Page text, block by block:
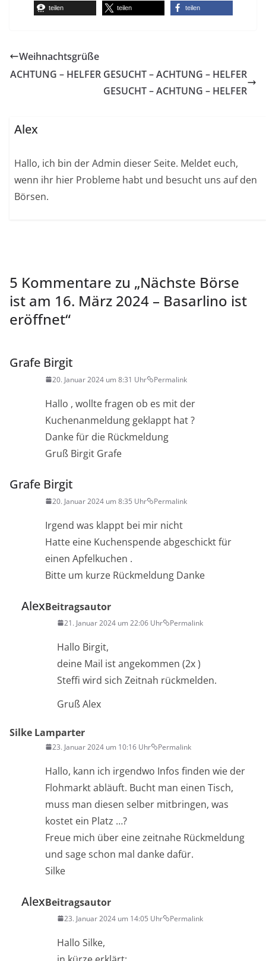
teilen teilen teilen
Weihnachtsgrüße
ACHTUNG – HELFER GESUCHT – ACHTUNG – HELFER
GESUCHT – ACHTUNG – HELFER
Alex
Hallo, ich bin der Admin dieser Seite. Meldet euch,
wenn ihr hier Probleme habt und besucht uns auf den
Börsen.
5 Kommentare zu „Nächste Börse
ist am 16. März 2024 – Basarlino ist
eröffnet“
Grafe Birgit
20. Januar 2024 um 8:31 Uhr Permalink
Hallo , wollte fragen ob es mit der
Kuchenanmeldung geklappt hat ?
Danke für die Rückmeldung
Gruß Birgit Grafe
Grafe Birgit
20. Januar 2024 um 8:35 Uhr Permalink
Irgend was klappt bei mir nicht
Hatte eine Kuchenspende abgeschickt für
einen Apfelkuchen .
Bitte um kurze Rückmeldung Danke
AlexBeitragsautor
21. Januar 2024 um 22:06 Uhr Permalink
Hallo Birgit,
deine Mail ist angekommen (2x )
Steffi wird sich Zeitnah rückmelden.
Gruß Alex
Silke Lamparter
23. Januar 2024 um 10:16 Uhr Permalink
Hallo, kann ich irgendwo Infos finden wie der
Flohmarkt abläuft. Bucht man einen Tisch,
muss man diesen selber mitbringen, was
kostet ein Platz …?
Freue mich über eine zeitnahe Rückmeldung
und sage schon mal danke dafür.
Silke
AlexBeitragsautor
23. Januar 2024 um 14:05 Uhr Permalink
Hallo Silke,